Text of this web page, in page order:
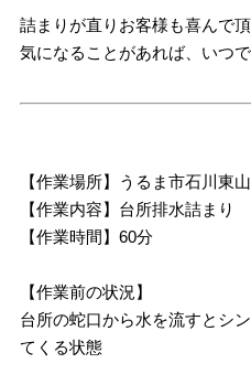
詰まりが直りお客様も喜んで
気になることがあれば、いつ
【作業場所】うるま市石川東山
【作業内容】台所排水詰まり
【作業時間】60分
【作業前の状況】
台所の蛇口から水を流すとシ
てくる状態